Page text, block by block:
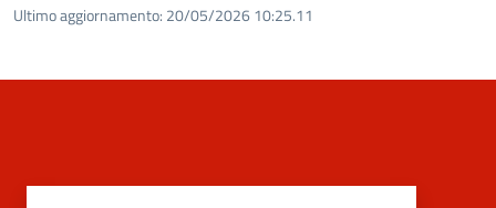
Ultimo aggiornamento: 20/05/2026 10:25.11